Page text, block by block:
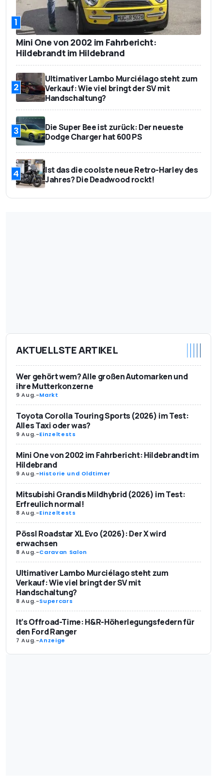
1
Mini One von 2002 im Fahrbericht:
Hildebrandt im Hildebrand
2
Ultimativer Lambo Murciélago steht zum
Verkauf: Wie viel bringt der SV mit
Handschaltung?
3
Die Super Bee ist zurück: Der neueste
Dodge Charger hat 600 PS
4
Ist das die coolste neue Retro-Harley des
Jahres? Die Deadwood rockt!
AKTUELLSTE ARTIKEL
Wer gehört wem? Alle großen Automarken und
ihre Mutterkonzerne
9 Aug.-Markt
Toyota Corolla Touring Sports (2026) im Test:
Alles Taxi oder was?
9 Aug.-Einzeltests
Mini One von 2002 im Fahrbericht: Hildebrandt im
Hildebrand
9 Aug.-Historie und Oldtimer
Mitsubishi Grandis Mildhybrid (2026) im Test:
Erfreulich normal!
8 Aug.-Einzeltests
Pössl Roadstar XL Evo (2026): Der X wird
erwachsen
8 Aug.-Caravan Salon
Ultimativer Lambo Murciélago steht zum
Verkauf: Wie viel bringt der SV mit
Handschaltung?
8 Aug.-Supercars
It’s Offroad-Time: H&R-Höherlegungsfedern für
den Ford Ranger
7 Aug.-Anzeige